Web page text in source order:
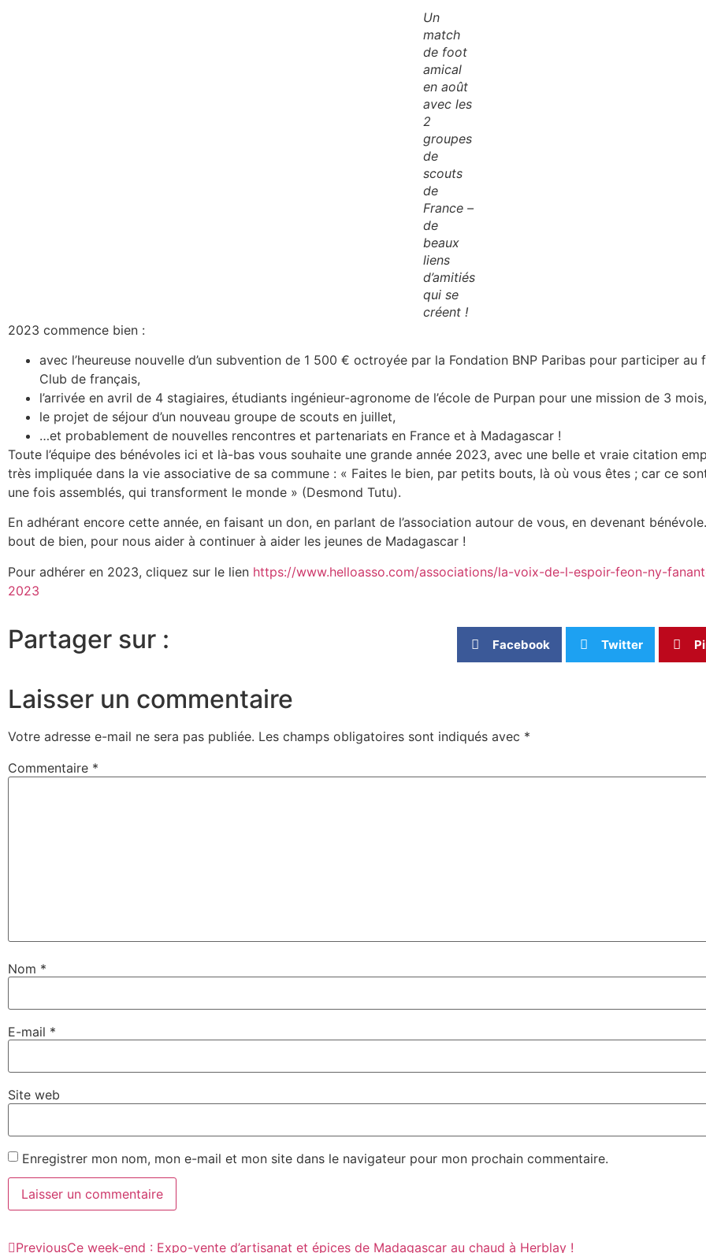
Un
match
de foot
amical
en août
avec les
2
groupes
de
scouts
de
France –
de
beaux
liens
d’amitiés
qui se
créent !
2023 commence bien :
avec l’heureuse nouvelle d’un subvention de 1 500 € octroyée par la Fondation BNP Paribas pour participer
Club de français,
l’arrivée en avril de 4 stagiaires, étudiants ingénieur-agronome de l’école de Purpan pour une mission de 3 mois,
le projet de séjour d’un nouveau groupe de scouts en juillet,
…et probablement de nouvelles rencontres et partenariats en France et à Madagascar !
Toute l’équipe des bénévoles ici et là-bas vous souhaite une grande année 2023, avec une belle et vraie citation
très impliquée dans la vie associative de sa commune : « Faites le bien, par petits bouts, là où vous êtes ; car ce
une fois assemblés, qui transforment le monde » (Desmond Tutu).
En adhérant encore cette année, en faisant un don, en parlant de l’association autour de vous, en devenant
bout de bien, pour nous aider à continuer à aider les jeunes de Madagascar !
Pour adhérer en 2023, cliquez sur le lien https://www.helloasso.com/associations/la-voix-de-l-espoir-feon-ny-
2023
Partager sur : Facebook Twitter
Laisser un commentaire
Votre adresse e-mail ne sera pas publiée. Les champs obligatoires sont indiqués avec *
Commentaire *
Nom *
E-mail *
Site web
Enregistrer mon nom, mon e-mail et mon site dans le navigateur pour mon prochain commentaire.
PreviousCe week-end : Expo-vente d’artisanat et épices de Madagascar au chaud à Herblay !